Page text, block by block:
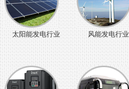
太阳能发电行业 风能发电行业